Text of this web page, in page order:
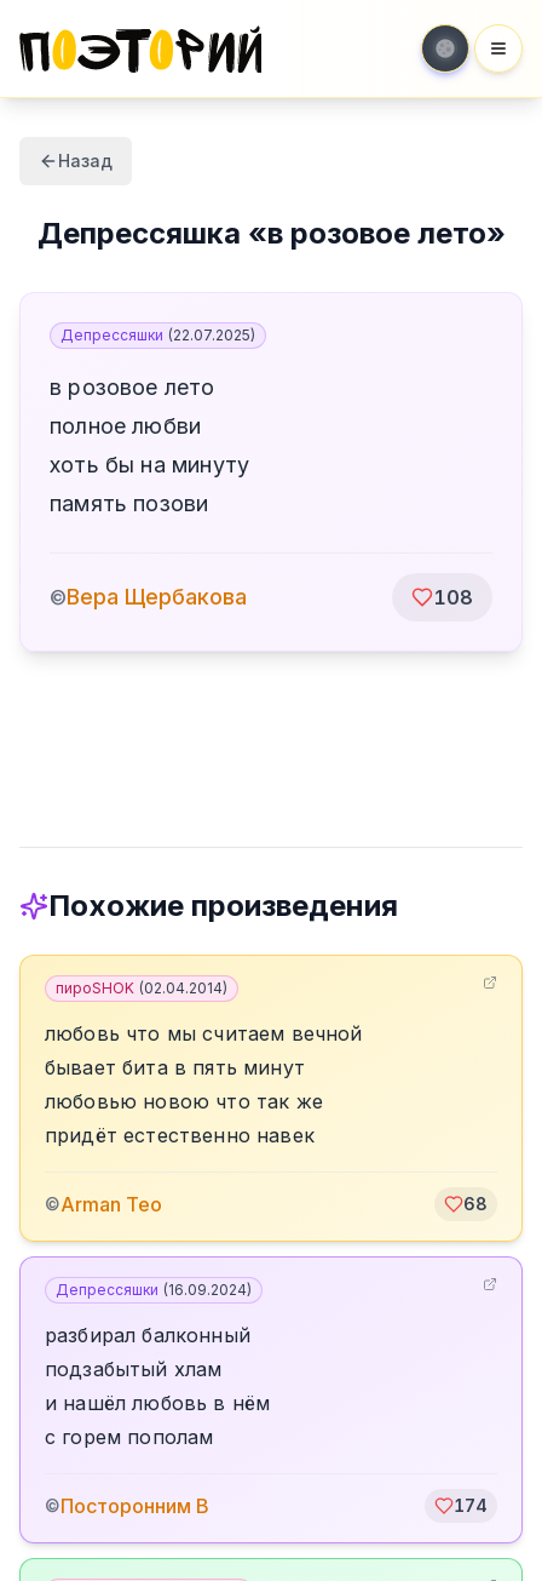
Назад
Депрессяшка «в розовое лето»
Депрессяшки (22.07.2025)
в розовое лето
полное любви
хоть бы на минуту
память позови
©Вера Щербакова 108
Похожие произведения
пироSHOK (02.04.2014)
любовь что мы считаем вечной
бывает бита в пять минут
любовью новою что так же
придёт естественно навек
©Arman Teo 68
Депрессяшки (16.09.2024)
разбирал балконный
подзабытый хлам
и нашёл любовь в нём
с горем пополам
©Посторонним В 174